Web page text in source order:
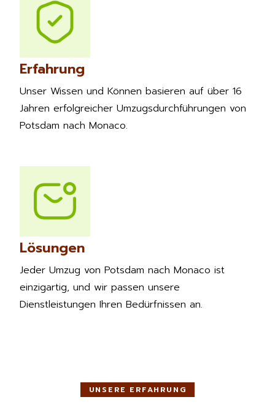
Erfahrung
Unser Wissen und Können basieren auf über 16
Jahren erfolgreicher Umzugsdurchführungen von
Potsdam nach Monaco.
Lösungen
Jeder Umzug von Potsdam nach Monaco ist
einzigartig, und wir passen unsere
Dienstleistungen Ihren Bedürfnissen an.
UNSERE ERFAHRUNG